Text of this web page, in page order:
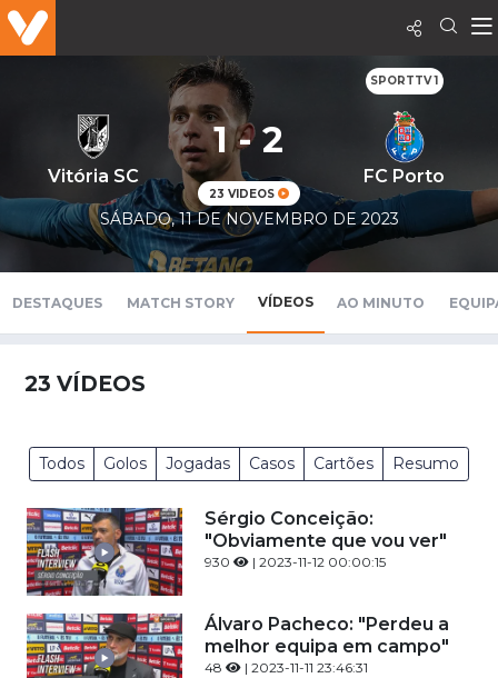
SPORTTV 1
Vitória SC
1 - 2
23 VIDEOS
FC Porto
SÁBADO, 11 DE NOVEMBRO DE 2023
DESTAQUES MATCH STORY VÍDEOS AO MINUTO
23 VÍDEOS
Todos Golos Jogadas Casos Cartões Resumo
Sérgio Conceição:
"Obviamente que vou ver"
930 | 2023-11-12 00:00:15
Álvaro Pacheco: "Perdeu a
melhor equipa em campo"
48 | 2023-11-11 23:46:31